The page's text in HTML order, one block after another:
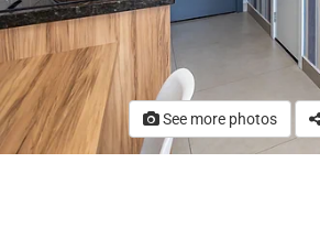
See more photos